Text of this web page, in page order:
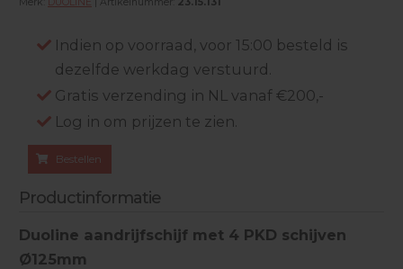
Indien op voorraad, voor 15:00 besteld is
dezelfde werkdag verstuurd.
Gratis verzending in NL vanaf €200,-
Log in om prijzen te zien.
Bestellen
Productinformatie
Duoline aandrijfschijf met 4 PKD schijven
Ø125mm